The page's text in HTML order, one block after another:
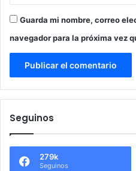
Guarda mi nombre, correo
navegador para la próxima vez
Seguinos
279k
Seguinos